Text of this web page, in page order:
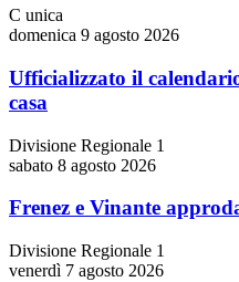
C unica
domenica 9 agosto 2026
Ufficializzato il
casa
Divisione Regionale 1
sabato 8 agosto 2026
Frenez e Vinante
Divisione Regionale 1
venerdì 7 agosto 2026